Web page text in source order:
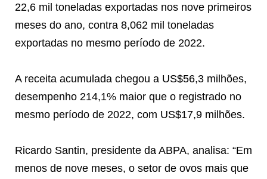
22,6 mil toneladas exportadas nos nove primeiros
meses do ano, contra 8,062 mil toneladas
exportadas no mesmo período de 2022.
A receita acumulada chegou a US$56,3 milhões,
desempenho 214,1% maior que o registrado no
mesmo período de 2022, com US$17,9 milhões.
Ricardo Santin, presidente da ABPA, analisa: “Em
menos de nove meses, o setor de ovos mais que